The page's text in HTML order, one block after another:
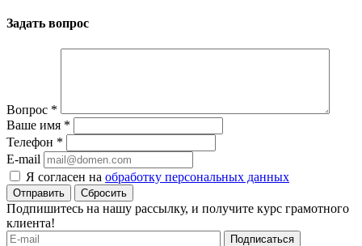
Задать вопрос
Вопрос *
Ваше имя *
Телефон *
E-mail
Я согласен на обработку персональных данных
Сбросить
Подпишитесь на нашу рассылку, и получите курс грамотного
клиента!